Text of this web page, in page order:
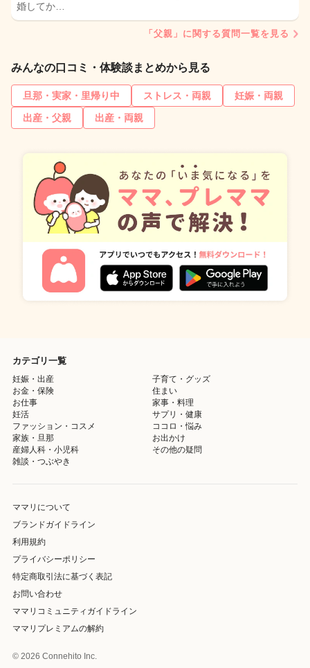
婚してか…
「父親」に関する質問一覧を見る
みんなの口コミ・体験談まとめから見る
旦那・実家・里帰り中 ストレス・両親
妊娠・両親
出産・父親
出産・両親
カテゴリ一覧
妊娠・出産
子育て・グッズ
お金・保険
住まい
お仕事
家事・料理
妊活
サプリ・健康
ファッション・コスメ
ココロ・悩み
家族・旦那
お出かけ
産婦人科・小児科
その他の疑問
雑談・つぶやき
ママリについて
ブランドガイドライン
利用規約
プライバシーポリシー
特定商取引法に基づく表記
お問い合わせ
ママリコミュニティガイドライン
ママリプレミアムの解約
© 2026 Connehito Inc.